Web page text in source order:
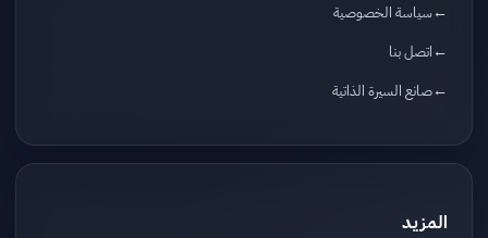
سياسة الخصوصية
اتصل بنا
صانع السيرة الذاتية
المزيد